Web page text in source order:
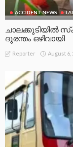
ACCIDENT NEWS
ചാലക്കുടിയിൽ
ദുരന്തം ഒഴിവായി
Reporter August 6,